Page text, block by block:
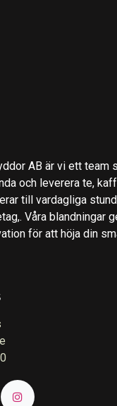
AB är vi ett team
och leverera te,
till vardagliga
Våra blandningar
för att höja din